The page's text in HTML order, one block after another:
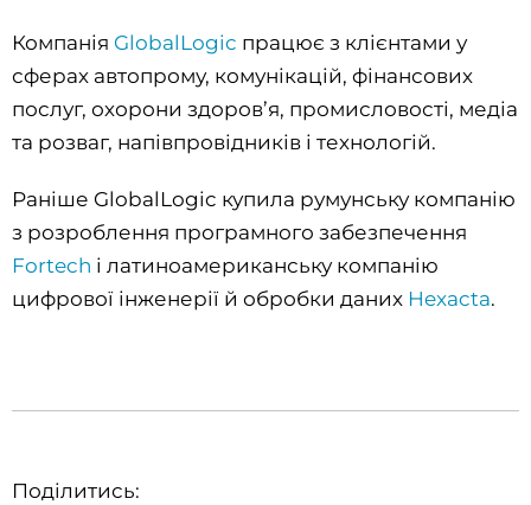
Компанія GlobalLogic працює з клієнтами у
сферах автопрому, комунікацій, фінансових
послуг, охорони здоров’я, промисловості, медіа
та розваг, напівпровідників і технологій.
Раніше GlobalLogic купила румунську компанію
з розроблення програмного забезпечення
Fortech і латиноамериканську компанію
цифрової інженерії й обробки даних Hexacta.
Поділитись: